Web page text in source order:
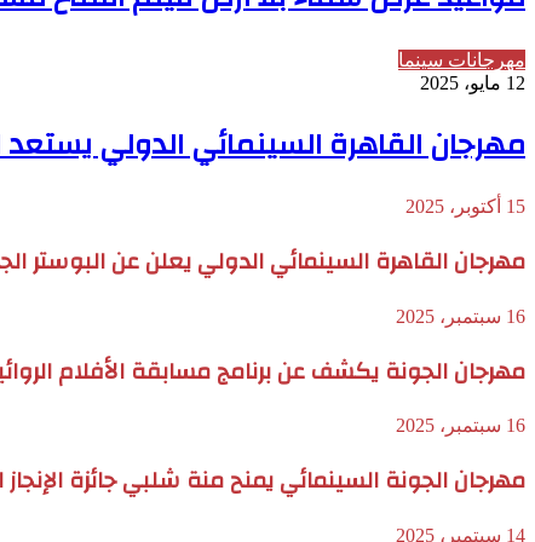
مهرجانات سينما
12 مايو، 2025
مهرجان القاهرة السينمائي الدولي يستعد
15 أكتوبر، 2025
مهرجان القاهرة السينمائي الدولي يعلن عن البوستر
16 سبتمبر، 2025
مهرجان الجونة يكشف عن برنامج مسابقة الأفلام
16 سبتمبر، 2025
مهرجان الجونة السينمائي يمنح منة شلبي جائزة الإنجاز
14 سبتمبر، 2025